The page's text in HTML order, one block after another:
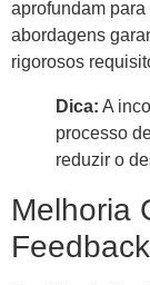
aprofundam
abordagens
rigorosos
Dica: A
processo
reduzir o
Melhoria
Feedback